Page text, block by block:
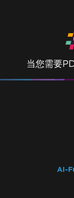
当您需要
AI-